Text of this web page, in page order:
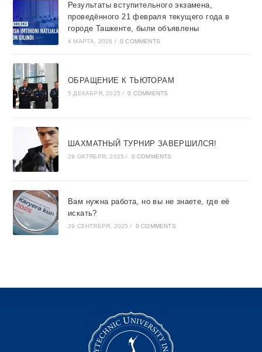
Результаты вступительного экзамена,
проведённого 21 февраля текущего года в
городе Ташкентe, были объявлены
4 МАРТА, 2026 / 0 COMMENTS
ОБРАЩЕНИЕ К ТЬЮТОРАМ
5 ДЕКАБРЯ, 2025 / 0 COMMENTS
ШАХМАТНЫЙ ТУРНИР ЗАВЕРШИЛСЯ!
29 ОКТЯБРЯ, 2025 / 0 COMMENTS
Вам нужна работа, но вы не знаете, где её
искать?
29 СЕНТЯБРЯ, 2025 / 0 COMMENTS